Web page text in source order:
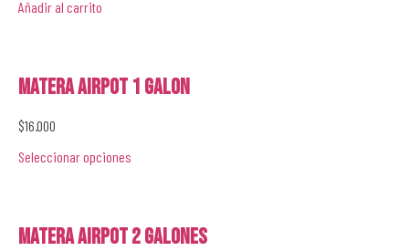
Añadir al carrito
Matera Airpot 1 galon
$16.000
Seleccionar opciones
Matera Airpot 2 galones